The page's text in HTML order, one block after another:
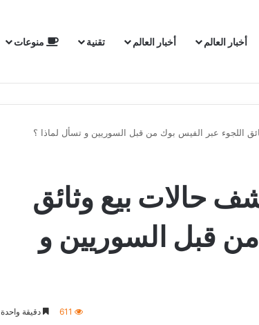
أخبار العالم أخبار العالم تقنية منوعات
اللجوء عبر الفيس بوك من قبل السوريين و تسأل لماذا ؟
حالات بيع وثائق
قبل السوريين و
611 دقيقة واحدة